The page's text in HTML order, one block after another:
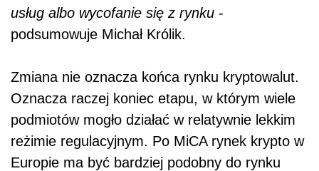
usług albo wycofanie się z rynku -
podsumowuje Michał Królik.
Zmiana nie oznacza końca rynku kryptowalut.
Oznacza raczej koniec etapu, w którym wiele
podmiotów mogło działać w relatywnie lekkim
reżimie regulacyjnym. Po MiCA rynek krypto w
Europie ma być bardziej podobny do rynku